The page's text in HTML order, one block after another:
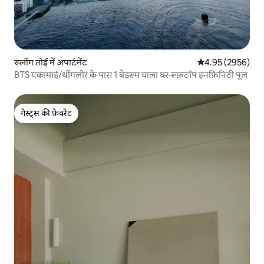
ख्लोंग तोई में अपार्टमेंट औसत रेटिंग 5 में से
4.95 (2956)
BTS एकामाई/थोंगलोर के पास 1 बेडरूम वाला घर·रूफ़टॉप इनफ़िनिटी पूल
गेस्ट्स की फ़ेवरेट
गेस्ट्स की फ़ेवरेट